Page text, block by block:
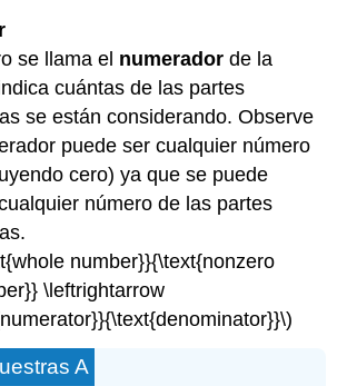
se llama el numerador de la
cuántas de las partes
se están considerando. Observe
puede ser cualquier número
cero) ya que se puede
número de las partes
number}}{\text{nonzero
\leftrightarrow
A